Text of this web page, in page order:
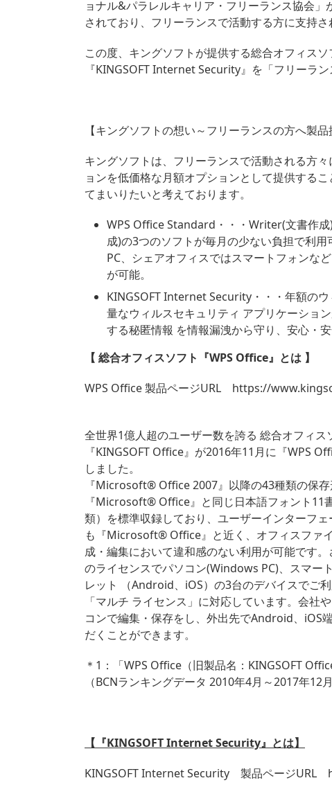
ョナル&パラレルキャリア・フリーランス協会
されており、フリーランスで活動する方に支持さ
この度、キングソフトが提供する総合オフィス
『KINGSOFT Internet Security』を「フリーラ
【キングソフトの想い～フリーランスの方へ製品
キングソフトは、フリーランスで活動される方
ョンを低価格な月額オプションとして提供する
てまいりたいと考えております。
WPS Office Standard・・・Writer(文書作
成)の3つのソフトが毎月の少ない負担で利
PC、シェアオフィスではスマートフォンな
が可能。
KINGSOFT Internet Security・・・年額の
量なウィルスセキュリティ アプリケーショ
する秘匿情報 を情報漏洩から守り、安心・
【 総合オフィスソフト『WPS Office』 とは 】
WPS Office 製品ページURL https://
全世界1億人超のユーザー数を誇る 総合オフィス
『KINGSOFT Office』が2016年11月に『WPS
しました。
『Microsoft® Office 2007』以降の43種類の保存
『Microsoft® Office』と同じ日本語フォント11
類）を標準収録しており、ユーザーインターフ
も『Microsoft® Office』と近く、オフィスファ
成・編集において違和感のない利用が可能です
のライセンスでパソコン(Windows PC)、スマー
レット （Android、iOS）の3台のデバイスでご
「マルチ ライセンス」に対応しています。会社
コンで編集・保存をし、外出先でAndroid、iOS
だくことができます。
＊1：「WPS Office（旧製品名：KINGSOFT
（BCNランキングデータ 2010年4月～2017年12
【『KINGSOFT Internet Security』 とは】
KINGSOFT Internet Security 製品ページURL